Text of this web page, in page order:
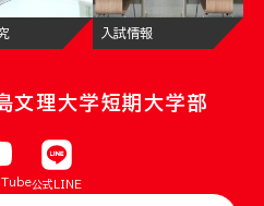
入試情報
文理大学短期大学部
公式LINE